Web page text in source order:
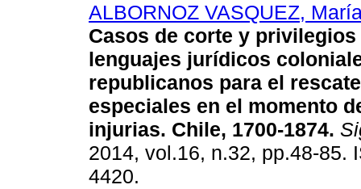
ALBORNOZ VASQUEZ,
Casos de corte y privilegios
lenguajes jurídicos
republicanos para el
especiales en el momento
injurias. Chile, 1700-1874.
2014, vol.16, n.32, pp.48-85.
4420.